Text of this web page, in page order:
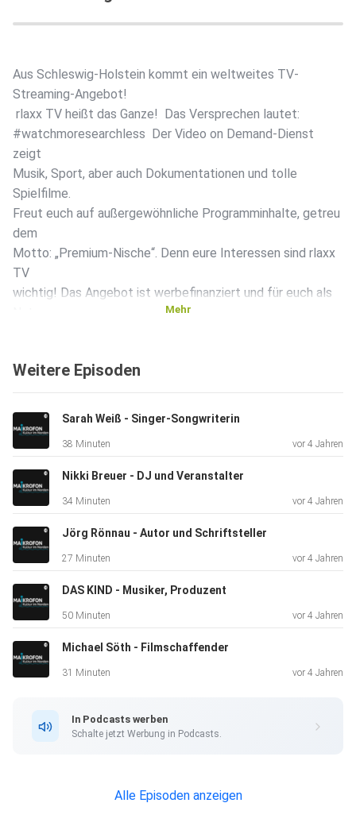
Aus Schleswig-Holstein kommt ein weltweites TV-
Streaming-Angebot!
rlaxx TV heißt das Ganze! Das Versprechen lautet:
#watchmoresearchless Der Video on Demand-Dienst
zeigt
Musik, Sport, aber auch Dokumentationen und tolle
Spielfilme.
Freut euch auf außergewöhnliche Programminhalte, getreu
dem
Motto: „Premium-Nische“. Denn eure Interessen sind rlaxx
TV
wichtig! Das Angebot ist werbefinanziert und für euch als
TV Portal Betreiber in Deutschland, agiert als
rlaxx TV GmbH. Geschäftsführer Ronny Lutzi hat sich, mit
Hilfe
seines international aufgestellten Teams, als Pionier im
Bereich
Smart-TV etabliert. rlaxx TV – Ein aufregendes Projekt!
Hier findet ihr das Video dazu!
Mehr
Weitere Episoden
Sarah Weiß - Singer-Songwriterin
38 Minuten vor 4 Jahren
Nikki Breuer - DJ und Veranstalter
34 Minuten vor 4 Jahren
Jörg Rönnau - Autor und Schriftsteller
27 Minuten vor 4 Jahren
DAS KIND - Musiker, Produzent
50 Minuten vor 4 Jahren
Michael Söth - Filmschaffender
31 Minuten vor 4 Jahren
In Podcasts werben
Schalte jetzt Werbung in Podcasts.
Alle Episoden anzeigen